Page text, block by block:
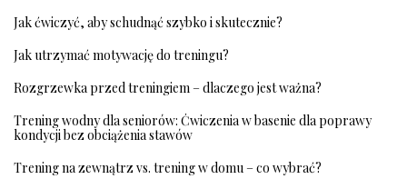
Jak ćwiczyć, aby schudnąć szybko i skutecznie?
Jak utrzymać motywację do treningu?
Rozgrzewka przed treningiem – dlaczego jest ważna?
Trening wodny dla seniorów: Ćwiczenia w basenie dla poprawy
kondycji bez obciążenia stawów
Trening na zewnątrz vs. trening w domu – co wybrać?